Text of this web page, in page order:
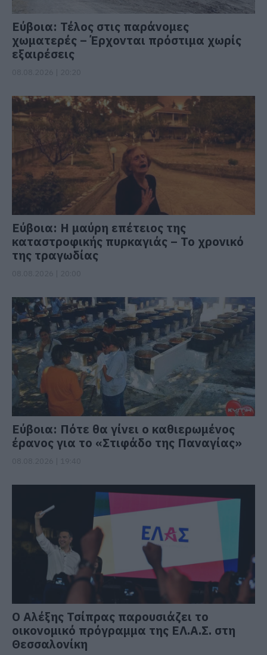
Εύβοια: Τέλος στις παράνομες
χωματερές – Έρχονται πρόστιμα χωρίς
εξαιρέσεις
Εύβοια: Η μαύρη επέτειος της
καταστροφικής πυρκαγιάς – Το χρονικό
της τραγωδίας
Εύβοια: Πότε θα γίνει ο καθιερωμένος
έρανος για το «Στιφάδο της Παναγίας»
Ο Αλέξης Τσίπρας παρουσιάζει το
οικονομικό πρόγραμμα της ΕΛ.Α.Σ. στη
Θεσσαλονίκη